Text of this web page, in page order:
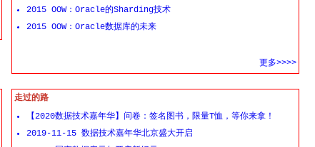
2015 OOW：Oracle的Sharding技术
2015 OOW：Oracle数据库的未来
更多>>>>
走过的路
【2020数据技术嘉年华】问卷：签名图书，限量T恤，等你来拿！
2019-11-15 数据技术嘉年华北京盛大开启